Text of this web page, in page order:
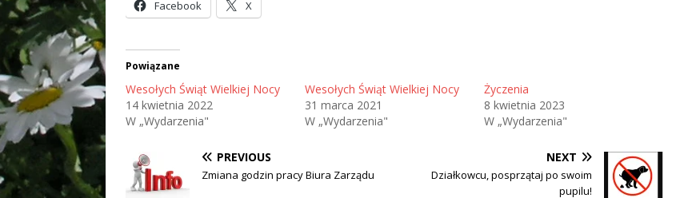
Facebook X
Powiązane
Wesołych Świąt Wielkiej Nocy
14 kwietnia 2022
W „Wydarzenia"
Wesołych Świąt Wielkiej Nocy
31 marca 2021
W „Wydarzenia"
Życzenia
8 kwietnia 2023
W „Wydarzenia"
PREVIOUS
Zmiana godzin pracy Biura Zarządu
NEXT
Działkowcu, posprzątaj po swoim
pupilu!